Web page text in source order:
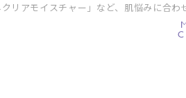
リアモイスチャー」など、肌悩みに合わ